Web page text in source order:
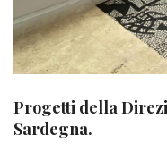
Progetti della
Sardegna.